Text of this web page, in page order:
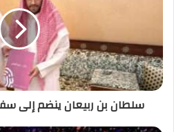
سلطان بن ربيعان ينضم إلى